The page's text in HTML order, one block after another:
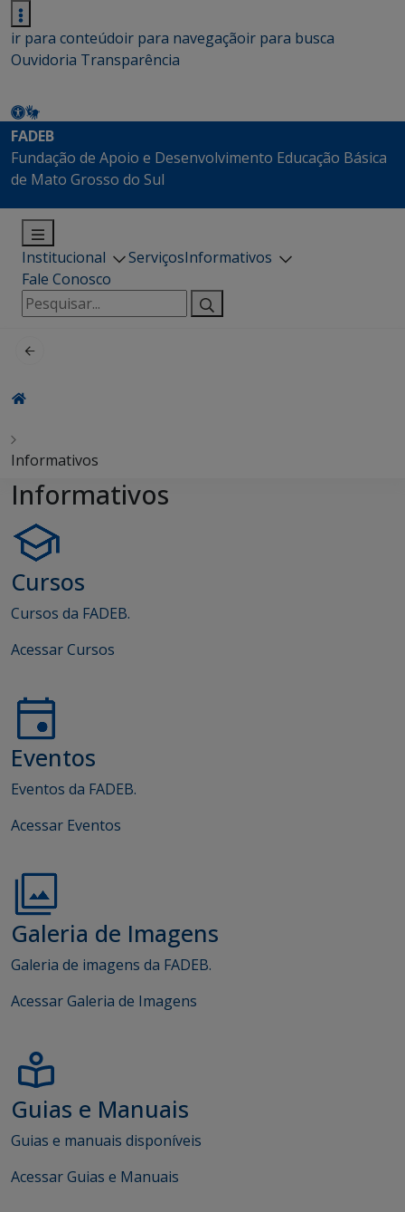
ir para conteúdoir para navegaçãoir para busca
Ouvidoria Transparência
FADEB
Fundação de Apoio e Desenvolvimento Educação Básica
de Mato Grosso do Sul
Institucional ServiçosInformativos
Fale Conosco
Pesquisar
por:
Informativos
Informativos
Cursos
Cursos da FADEB.
Acessar Cursos
Eventos
Eventos da FADEB.
Acessar Eventos
Galeria de Imagens
Galeria de imagens da FADEB.
Acessar Galeria de Imagens
Guias e Manuais
Guias e manuais disponíveis
Acessar Guias e Manuais